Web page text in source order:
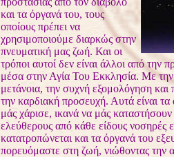
και τα όργανά του, τους
οποίους πρέπει να
χρησιμοποιούμε διαρκώςστην
πνευματική μας ζωή. Και οι
τρόποι αυτοί δεν είναι άλλοι απότην
μέσα στην Αγία Του Εκκλησία. Με
μετάνοια, την συχνή εξομολόγηση
την καρδιακή προσευχή. Αυτά είναι
μάς χάρισε, ικανά να μάς
ελεύθερους από κάθε είδους νοσηρές
κατατροπώνεται και τα όργανά του
πορευόμαστε στη ζωή, νιώθοντας την